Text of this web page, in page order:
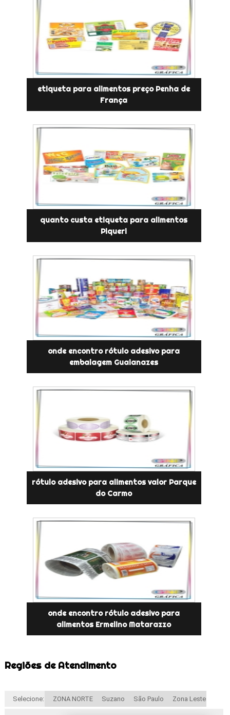
etiqueta para alimentos preço Penha de
França
quanto custa etiqueta para alimentos
Piqueri
onde encontro rótulo adesivo para
embalagem Guaianazes
rótulo adesivo para alimentos valor Parque
do Carmo
onde encontro rótulo adesivo para
alimentos Ermelino Matarazzo
Regiões de Atendimento
Selecione: ZONA NORTE Suzano São Paulo Zona Leste